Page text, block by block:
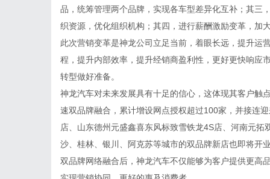
品，统筹管理两个品牌，实现各车型差异化互补；其三
织资源，优化组织机构；其四，进行薪酬激励变革，加
此次营销变革是神龙公司立足当前，着眼长远，提升运
程，提升内部效率，提升经销商盈利性，更好更快响应
转型做好准备。
神龙汽车对未来发展具有十足的信心，这体现其客户触
速双品牌融合，累计增设网点授权超过100家，并接连
店、山东德州元盛鑫喜东风标致雪铁龙4S店、河南元
沙、桂林、银川、阿克苏等城市的双品牌新店也即将开
双品牌网络融合后，神龙汽车不仅能够为客户提供更高